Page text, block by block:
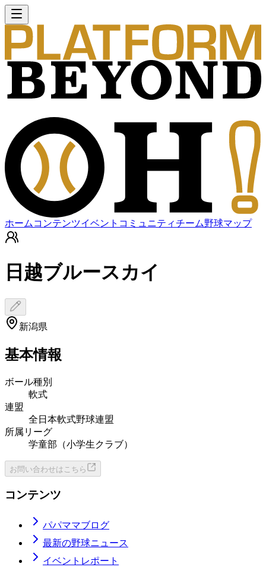
ホーム コンテンツイベント コミュニティチーム野球マップ
日越ブルースカイ
新潟県
基本情報
ボール種別
軟式
連盟
全日本軟式野球連盟
所属リーグ
学童部（小学生クラブ）
お問い合わせはこちら
コンテンツ
パパママブログ
最新の野球ニュース
イベントレポート